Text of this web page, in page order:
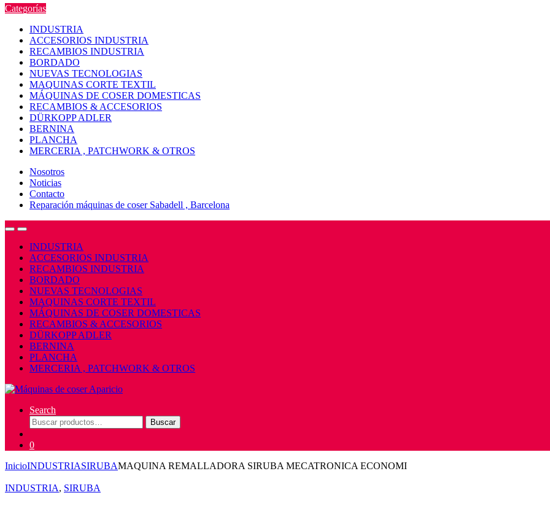
Categorías
INDUSTRIA
ACCESORIOS INDUSTRIA
RECAMBIOS INDUSTRIA
BORDADO
NUEVAS TECNOLOGIAS
MAQUINAS CORTE TEXTIL
MÁQUINAS DE COSER DOMESTICAS
RECAMBIOS & ACCESORIOS
DÜRKOPP ADLER
BERNINA
PLANCHA
MERCERIA , PATCHWORK & OTROS
Nosotros
Noticias
Contacto
Reparación máquinas de coser Sabadell , Barcelona
OpenClose
INDUSTRIA
ACCESORIOS INDUSTRIA
RECAMBIOS INDUSTRIA
BORDADO
NUEVAS TECNOLOGIAS
MAQUINAS CORTE TEXTIL
MÁQUINAS DE COSER DOMESTICAS
RECAMBIOS & ACCESORIOS
DÜRKOPP ADLER
BERNINA
PLANCHA
MERCERIA , PATCHWORK & OTROS
Search
Buscar
por:
Buscar
0
InicioINDUSTRIASIRUBAMAQUINA REMALLADORA SIRUBA MECATRONICA ECONOMI
INDUSTRIA, SIRUBA